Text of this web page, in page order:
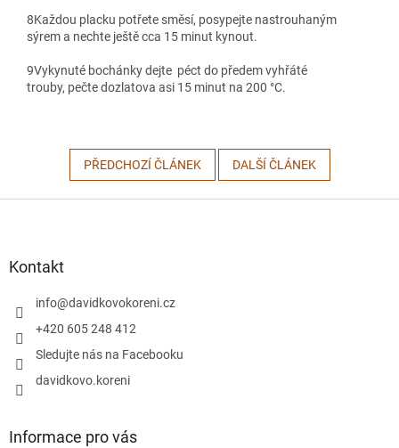
8Každou placku potřete směsí, posypejte nastrouhaným
sýrem a nechte ještě cca 15 minut kynout.
9Vykynuté bochánky dejte péct do předem vyhřáté
trouby, pečte dozlatova asi 15 minut na 200 °C.
PŘEDCHOZÍ ČLÁNEK DALŠÍ ČLÁNEK
Kontakt
info@davidkovokoreni.cz
+420 605 248 412
Sledujte nás na Facebooku
davidkovo.koreni
Informace pro vás